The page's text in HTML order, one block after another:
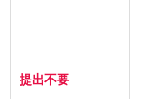
提出不要